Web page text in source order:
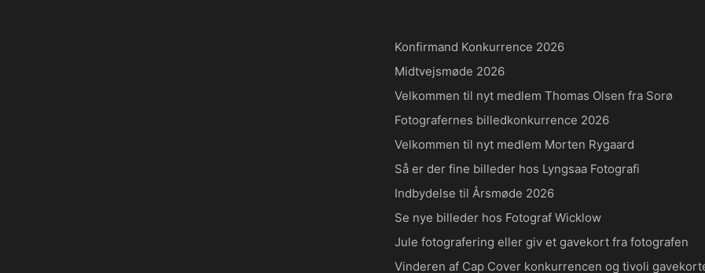
Konfirmand Konkurrence 2026
Midtvejsmøde 2026
Velkommen til nyt medlem Thomas Olsen fra Sorø
Fotografernes billedkonkurrence 2026
Velkommen til nyt medlem Morten Rygaard
Så er der fine billeder hos Lyngsaa Fotografi
Indbydelse til Årsmøde 2026
Se nye billeder hos Fotograf Wicklow
Jule fotografering eller giv et gavekort fra fotografen
Vinderen af Cap Cover konkurrencen og tivoli